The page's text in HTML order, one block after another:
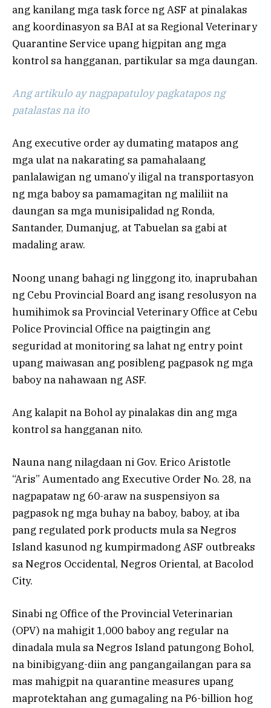
ang kanilang mga task force ng ASF at pinalakas
ang koordinasyon sa BAI at sa Regional Veterinary
Quarantine Service upang higpitan ang mga
kontrol sa hangganan, partikular sa mga daungan.
Ang artikulo ay nagpapatuloy pagkatapos ng
patalastas na ito
Ang executive order ay dumating matapos ang
mga ulat na nakarating sa pamahalaang
panlalawigan ng umano’y iligal na transportasyon
ng mga baboy sa pamamagitan ng maliliit na
daungan sa mga munisipalidad ng Ronda,
Santander, Dumanjug, at Tabuelan sa gabi at
madaling araw.
Noong unang bahagi ng linggong ito, inaprubahan
ng Cebu Provincial Board ang isang resolusyon na
humihimok sa Provincial Veterinary Office at Cebu
Police Provincial Office na paigtingin ang
seguridad at monitoring sa lahat ng entry point
upang maiwasan ang posibleng pagpasok ng mga
baboy na nahawaan ng ASF.
Ang kalapit na Bohol ay pinalakas din ang mga
kontrol sa hangganan nito.
Nauna nang nilagdaan ni Gov. Erico Aristotle
“Aris” Aumentado ang Executive Order No. 28, na
nagpapataw ng 60-araw na suspensiyon sa
pagpasok ng mga buhay na baboy, baboy, at iba
pang regulated pork products mula sa Negros
Island kasunod ng kumpirmadong ASF outbreaks
sa Negros Occidental, Negros Oriental, at Bacolod
City.
Sinabi ng Office of the Provincial Veterinarian
(OPV) na mahigit 1,000 baboy ang regular na
dinadala mula sa Negros Island patungong Bohol,
na binibigyang-diin ang pangangailangan para sa
mas mahigpit na quarantine measures upang
maprotektahan ang gumagaling na P6-billion hog